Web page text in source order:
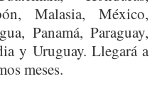
Malasia, México,
Panamá, Paraguay,
y Uruguay. Llegará a
meses.